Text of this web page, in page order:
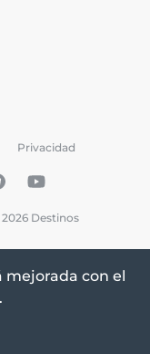
Destinos
Privacidad
mejorada con el